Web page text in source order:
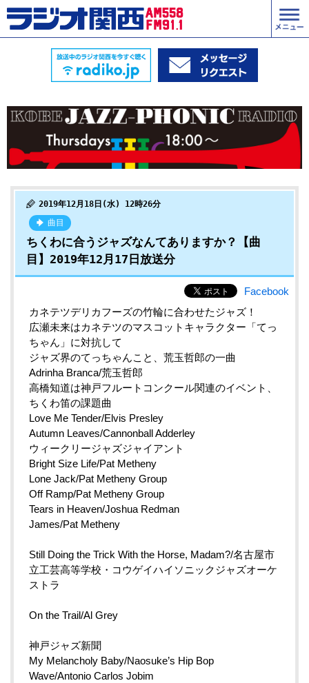
2019年12月18日(水) 12時26分
曲目
ちくわに合うジャズなんてありますか？【曲
目】2019年12月17日放送分
Facebook
カネテツデリカフーズの竹輪に合わせたジャズ！
広瀬未来はカネテツのマスコットキャラクター「てっ
ちゃん」 に対抗して
ジャズ界のてっちゃんこと、荒玉哲郎の一曲
Adrinha Branca/荒玉哲郎
高橋知道は神戸フルートコンクール関連のイベント、
ちくわ笛の課題曲
Love Me Tender/Elvis Presley
Autumn Leaves/Cannonball Adderley
ウィークリージャズジャイアント
Bright Size Life/Pat Metheny
Lone Jack/Pat Metheny Group
Off Ramp/Pat Metheny Group
Tears in Heaven/Joshua Redman
James/Pat Metheny
Still Doing the Trick With the Horse, Madam?/名古屋市
立工芸高等学校・ コウゲイハイソニックジャズオーケ
ストラ
On the Trail/Al Grey
神戸ジャズ新聞
My Melancholy Baby/Naosuke’s Hip Bop
Wave/Antonio Carlos Jobim